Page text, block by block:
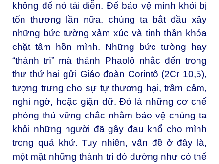
không để nó tái diễn. Để bảo vệ mình khỏi bị
tổn thương lần nữa, chúng ta bắt đầu xây
những bức tường xảm xúc và tinh thần khóa
chặt tâm hồn mình. Những bức tường hay
“thành trì” mà thánh Phaolô nhắc đến trong
thư thứ hai gửi Giáo đoàn Corintô (2Cr 10,5),
tượng trưng cho sự tự thương hại, trầm cảm,
nghi ngờ, hoặc giận dữ. Đó là những cơ chế
phòng thủ vững chắc nhằm bảo vệ chúng ta
khỏi những người đã gây đau khổ cho mình
trong quá khứ. Tuy nhiên, vấn đề ở đây là,
một mặt những thành trì đó dường như có thể